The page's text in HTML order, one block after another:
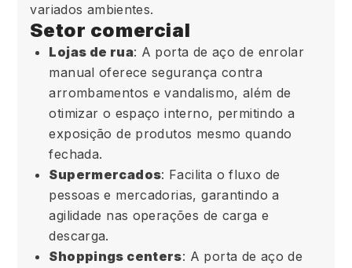
variados ambientes.
Setor comercial
Lojas de rua: A porta de aço de enrolar
manual oferece segurança contra
arrombamentos e vandalismo, além de
otimizar o espaço interno, permitindo a
exposição de produtos mesmo quando
fechada.
Supermercados: Facilita o fluxo de
pessoas e mercadorias, garantindo a
agilidade nas operações de carga e
descarga.
Shoppings centers: A porta de aço de